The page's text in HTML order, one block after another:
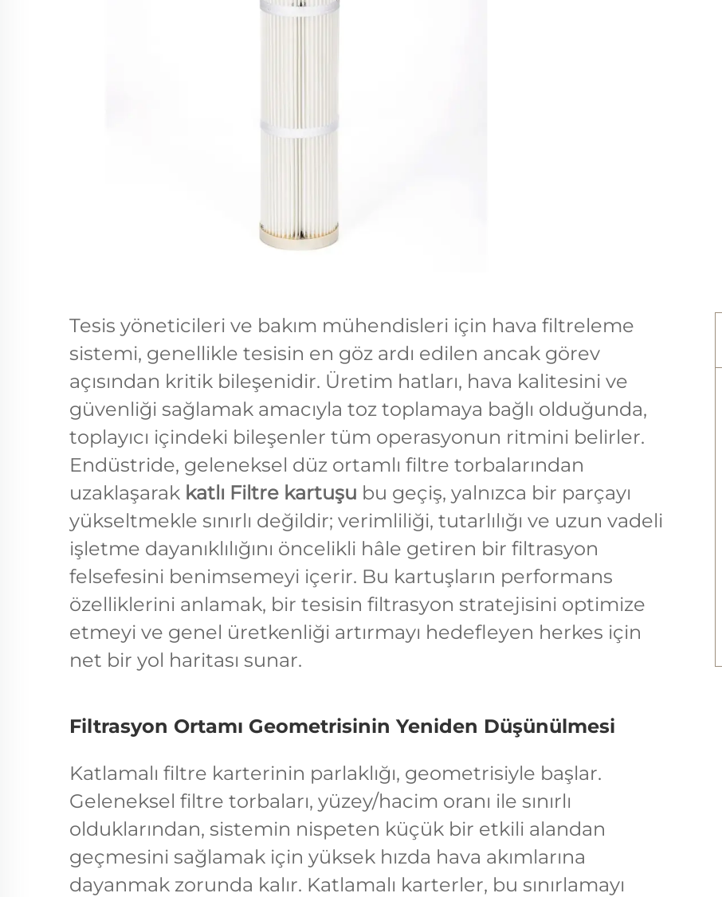
Tesis yöneticileri ve bakım mühendisleri için hava filtreleme
sistemi, genellikle tesisin en göz ardı edilen ancak görev
açısından kritik bileşenidir. Üretim hatları, hava kalitesini ve
güvenliği sağlamak amacıyla toz toplamaya bağlı olduğunda,
toplayıcı içindeki bileşenler tüm operasyonun ritmini belirler.
Endüstride, geleneksel düz ortamlı filtre torbalarından
uzaklaşarak katlı Filtre kartuşu bu geçiş, yalnızca bir parçayı
yükseltmekle sınırlı değildir; verimliliği, tutarlılığı ve uzun vadeli
işletme dayanıklılığını öncelikli hâle getiren bir filtrasyon
felsefesini benimsemeyi içerir. Bu kartuşların performans
özelliklerini anlamak, bir tesisin filtrasyon stratejisini optimize
etmeyi ve genel üretkenliği artırmayı hedefleyen herkes için
net bir yol haritası sunar.
Filtrasyon Ortamı Geometrisinin Yeniden Düşünülmesi
Katlamalı filtre karterinin parlaklığı, geometrisiyle başlar.
Geleneksel filtre torbaları, yüzey/hacim oranı ile sınırlı
olduklarından, sistemin nispeten küçük bir etkili alandan
geçmesini sağlamak için yüksek hızda hava akımlarına
dayanmak zorunda kalır. Katlamalı karterler, bu sınırlamayı